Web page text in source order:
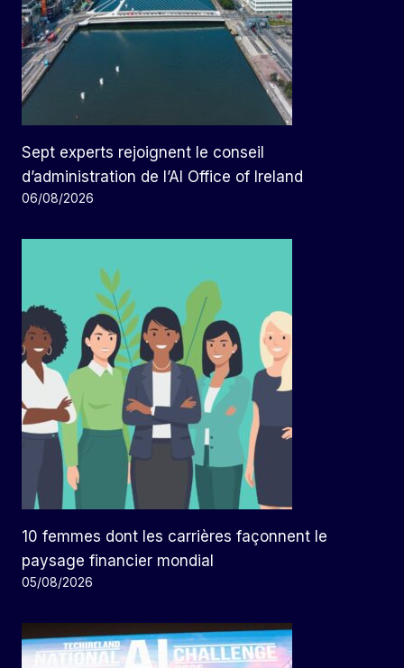
Sept experts rejoignent le conseil
d’administration de l’AI Office of Ireland
06/08/2026
10 femmes dont les carrières façonnent le
paysage financier mondial
05/08/2026